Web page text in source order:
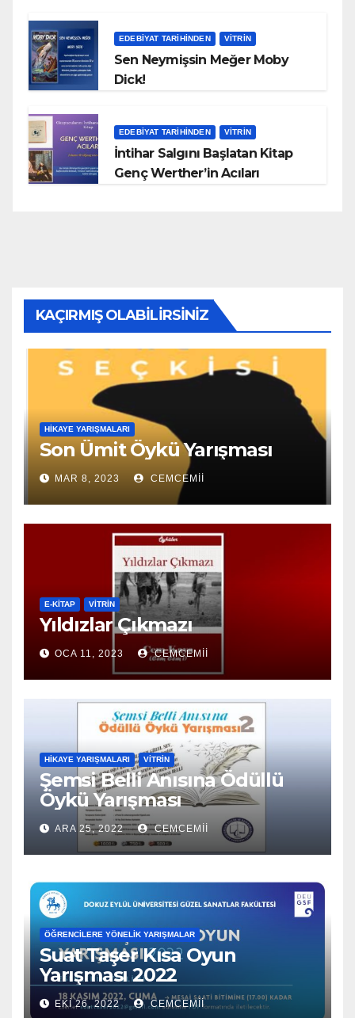
EDEBIYAT TARIHINDEN VITRIN
Sen Neymişsin Meğer Moby
Dick!
EDEBIYAT TARIHINDEN VITRIN
İntihar Salgını Başlatan Kitap
Genç Werther’in Acıları
KAÇIRMIŞ OLABILIRSINIZ
HIKAYE YARIŞMALARI
Son Ümit Öykü Yarışması
MAR 8, 2023 CEMCEMII
E-KİTAP VITRIN
Yıldızlar Çıkmazı
OCA 11, 2023 CEMCEMII
HIKAYE YARIŞMALARI VITRIN
Şemsi Belli Anısına Ödüllü
Öykü Yarışması
ARA 25, 2022 CEMCEMII
ÖĞRENCILERE YÖNELIK YARIŞMALAR
Suat Taşer Kısa Oyun
Yarışması 2022
EKI 26, 2022 CEMCEMII